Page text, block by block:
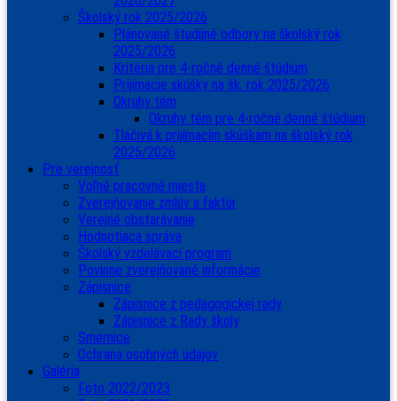
Školský rok 2025/2026
Plánované študijné odbory na školský rok
2025/2026
Kritéria pre 4-ročné denné štúdium
Prijímacie skúšky na šk. rok 2025/2026
Okruhy tém
Okruhy tém pre 4-ročné denné štúdium
Tlačivá k prijímacím skúškam na školský rok
2025/2026
Pre verejnosť
Voľné pracovné miesta
Zverejňovanie zmlúv a faktúr
Verejné obstarávanie
Hodnotiaca správa
Školský vzdelávací program
Povinne zverejňované informácie
Zápisnice
Zápisnice z pedagogickej rady
Zápisnice z Rady školy
Smernice
Ochrana osobných údajov
Galéria
Foto 2022/2023